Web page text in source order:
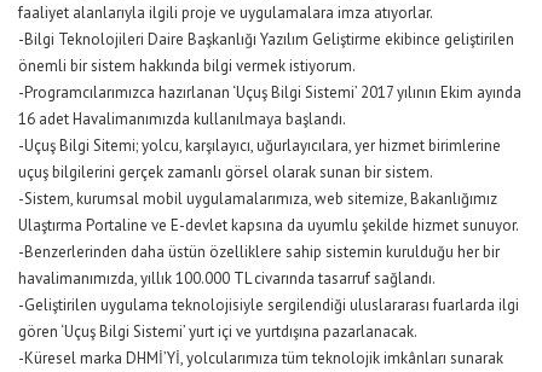
faaliyet alanlarıyla ilgili proje ve uygulamalara imza atıyorlar.
-Bilgi Teknolojileri Daire Başkanlığı Yazılım Geliştirme ekibince geliştirilen
önemli bir sistem hakkında bilgi vermek istiyorum.
-Programcılarımızca hazırlanan ‘Uçuş Bilgi Sistemi’ 2017 yılının Ekim ayında
16 adet Havalimanımızda kullanılmaya başlandı.
-Uçuş Bilgi Sitemi; yolcu, karşılayıcı, uğurlayıcılara, yer hizmet birimlerine
uçuş bilgilerini gerçek zamanlı görsel olarak sunan bir sistem.
-Sistem, kurumsal mobil uygulamalarımıza, web sitemize, Bakanlığımız
Ulaştırma Portaline ve E-devlet kapsına da uyumlu şekilde hizmet sunuyor.
-Benzerlerinden daha üstün özelliklere sahip sistemin kurulduğu her bir
havalimanımızda, yıllık 100.000 TL civarında tasarruf sağlandı.
-Geliştirilen uygulama teknolojisiyle sergilendiği uluslararası fuarlarda ilgi
gören ‘Uçuş Bilgi Sistemi’ yurt içi ve yurtdışına pazarlanacak.
-Küresel marka DHMİ’Yİ, yolcularımıza tüm teknolojik imkânları sunarak